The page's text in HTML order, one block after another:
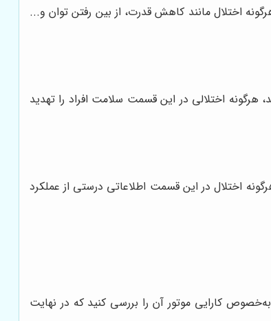
اختلال مانند کاهش قدرت، از بین رفتن توان و...
اختلالی در این قسمت سلامت افراد را تهدید
اختلال در این قسمت اطلاعاتی درستی از عملکرد
کارایی موتور آن را بررسی کنید که در نهایت